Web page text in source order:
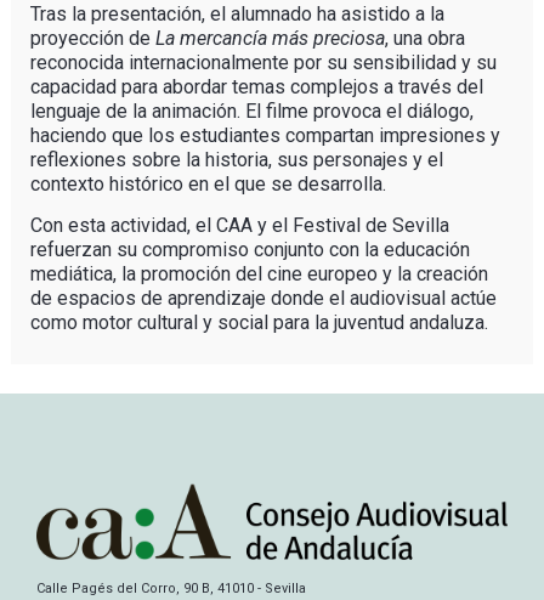
Tras la presentación, el alumnado ha asistido a la
proyección de La mercancía más preciosa, una obra
reconocida internacionalmente por su sensibilidad y su
capacidad para abordar temas complejos a través del
lenguaje de la animación. El filme provoca el diálogo,
haciendo que los estudiantes compartan impresiones y
reflexiones sobre la historia, sus personajes y el
contexto histórico en el que se desarrolla.
Con esta actividad, el CAA y el Festival de Sevilla
refuerzan su compromiso conjunto con la educación
mediática, la promoción del cine europeo y la creación
de espacios de aprendizaje donde el audiovisual actúe
como motor cultural y social para la juventud andaluza.
Calle Pagés del Corro, 90 B, 41010 - Sevilla